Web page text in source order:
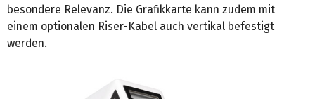
besondere Relevanz. Die Grafikkarte kann zudem mit
einem optionalen Riser-Kabel auch vertikal befestigt
werden.